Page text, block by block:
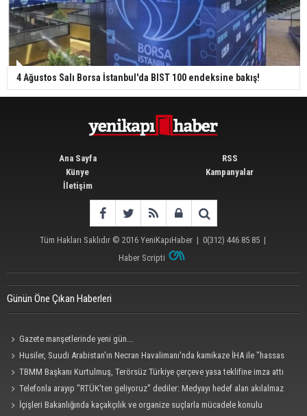
4 Ağustos Salı Borsa İstanbul'da BIST 100 endeksine bakış!
Ana Sayfa
Künye
İletişim
RSS
Kampanyalar
Tüm Hakları Saklıdır © 2016 YeniKapıHaber| 0(312) 446 85 85|
Haber Scripti
Günün Öne Çıkan Haberleri
Gazete manşetlerinde yeni gün...
Husiler, Suudi Arabistan'ın Necran Havalimanı'nda kamikaze İHA ile "hassas
bir hedefi" vurduklarını açıkladı
TBMM Başkanı Kurtulmuş, Terörsüz Türkiye çerçeve yasa teklifine imza attı
Telefonla arayıp "RTÜK'ten geliyoruz" dediler: Medyayı hedef alan akılalmaz
tuzak ifşa oldu
İçişleri Bakanlığında kaçakçılık ve organize suçlarla mücadele konulu